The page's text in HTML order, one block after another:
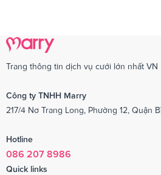
Trang thông tin dịch vụ cưới lớn nhất VN
Công ty TNHH Marry
217/4 Nơ Trang Long, Phường 12, Quận
Hotline
086 207 8986
Quick links